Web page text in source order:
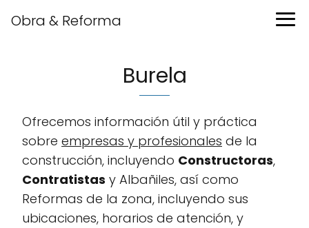
Obra & Reforma
Burela
Ofrecemos información útil y práctica
sobre empresas y profesionales de la
construcción, incluyendo Constructoras,
Contratistas y Albañiles, así como
Reformas de la zona, incluyendo sus
ubicaciones, horarios de atención, y